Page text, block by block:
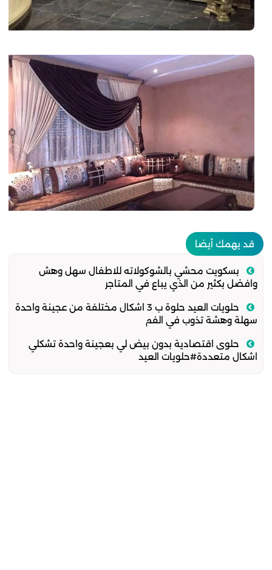
قد يهمك أيضا
بسكويت محشي بالشوكولاته للاطفال سهل وهش
وافضل بكثير من الذي يباع في المتاجر
حلويات العيد حلوة ب 3 اشكال مختلفة من عجينة واحدة
سهلة وهشة تذوب في الفم
حلوى اقتصادية بدون بيض لي بعجينة واحدة تشكلي
اشكال متعددة#حلويات العيد